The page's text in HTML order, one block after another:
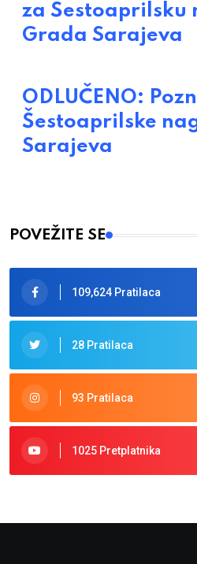
za Šestoaprilsku
Grada Sarajeva
ODLUČENO:
Šestoaprilske
Sarajeva
POVEŽITE SE
109,624 Pratilaca
28 Pratilaca
93 Pratilaca
1025 Pretplatnika